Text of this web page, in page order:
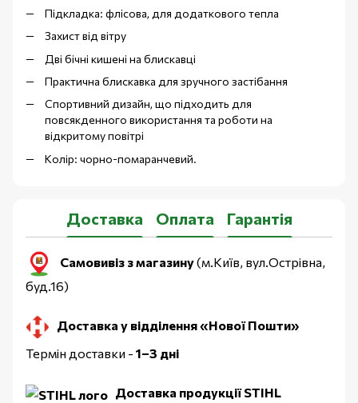
Підкладка: флісова, для додаткового тепла
Захист від вітру
Дві бічні кишені на блискавці
Практична блискавка для зручного застібання
Спортивний дизайн, що підходить для
повсякденного використання та роботи на
відкритому повітрі
Колір: чорно-помаранчевий.
Доставка Оплата Гарантія
Самовивіз з магазину(м.Київ, вул.Острівна,
буд.16)
Доставка у відділення «Нової Пошти»
Термін доставки - 1–3 дні
Доставка продукції STIHL